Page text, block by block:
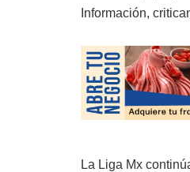
Información,
La Liga Mx